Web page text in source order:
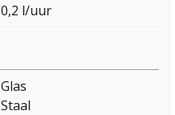
0,2 l/uur
Glas
Staal